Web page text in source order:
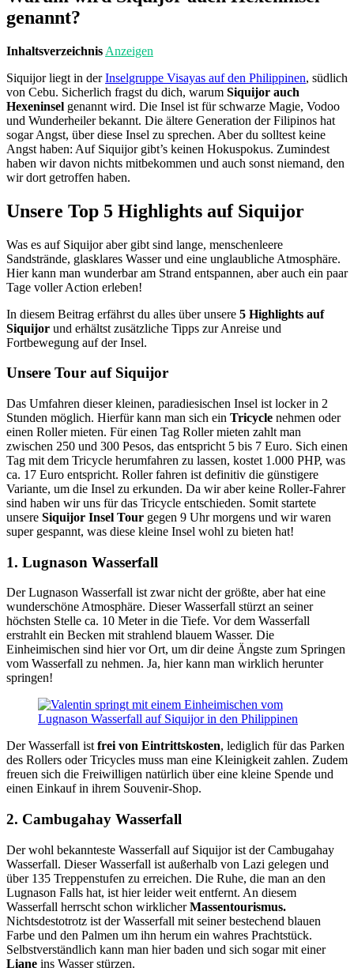
genannt?
Inhaltsverzeichnis Anzeigen
Siquijor liegt in derInselgruppe Visayas auf den Philippinen, südlich
von Cebu. Sicherlich fragst du dich, warum Siquijor auch
Hexeninsel genannt wird. Die Insel ist für schwarze Magie, Vodoo
und Wunderheiler bekannt. Die ältere Generation der Filipinos hat
sogar Angst, über diese Insel zu sprechen. Aber du solltest keine
Angst haben: Auf Siquijor gibt’s keinen Hokuspokus. Zumindest
haben wir davon nichts mitbekommen und auch sonst niemand, den
wir dort getroffen haben.
Unsere Top 5 Highlights auf Siquijor
Was es auf Siquijor aber gibt sind lange, menschenleere
Sandstrände, glasklares Wasser und eine unglaubliche Atmosphäre.
Hier kann man wunderbar am Strand entspannen, aber auch ein paar
Tage voller Action erleben!
In diesem Beitrag erfährst du alles über unsere 5 Highlights auf
Siquijor und erhältst zusätzliche Tipps zur Anreise und
Fortbewegung auf der Insel.
Unsere Tour auf Siquijor
Das Umfahren dieser kleinen, paradiesischen Insel ist locker in 2
Stunden möglich. Hierfür kann man sich ein Tricycle nehmen oder
einen Roller mieten. Für einen Tag Roller mieten zahlt man
zwischen 250 und 300 Pesos, das entspricht 5 bis 7 Euro. Sich einen
Tag mit dem Tricycle herumfahren zu lassen, kostet 1.000 PHP, was
ca. 17 Euro entspricht. Roller fahren ist definitiv die günstigere
Variante, um die Insel zu erkunden. Da wir aber keine Roller-Fahrer
sind haben wir uns für das Tricycle entschieden. Somit startete
unsere Siquijor Insel Tour gegen 9 Uhr morgens und wir waren
super gespannt, was diese kleine Insel wohl zu bieten hat!
1. Lugnason Wasserfall
Der Lugnason Wasserfall ist zwar nicht der größte, aber hat eine
wunderschöne Atmosphäre. Dieser Wasserfall stürzt an seiner
höchsten Stelle ca. 10 Meter in die Tiefe. Vor dem Wasserfall
erstrahlt ein Becken mit strahlend blauem Wasser. Die
Einheimischen sind hier vor Ort, um dir deine Ängste zum Springen
vom Wasserfall zu nehmen. Ja, hier kann man wirklich herunter
springen!
Der Wasserfall ist frei von Eintrittskosten, lediglich für das Parken
des Rollers oder Tricycles muss man eine Kleinigkeit zahlen. Zudem
freuen sich die Freiwilligen natürlich über eine kleine Spende und
einen Einkauf in ihrem Souvenir-Shop.
2. Cambugahay Wasserfall
Der wohl bekannteste Wasserfall auf Siquijor ist der Cambugahay
Wasserfall. Dieser Wasserfall ist außerhalb von Lazi gelegen und
über 135 Treppenstufen zu erreichen. Die Ruhe, die man an den
Lugnason Falls hat, ist hier leider weit entfernt. An diesem
Wasserfall herrscht schon wirklicherMassentourismus.
Nichtsdestotrotz ist der Wasserfall mit seiner bestechend blauen
Farbe und den Palmen um ihn herum ein wahres Prachtstück.
Selbstverständlich kann man hier baden und sich sogar mit einer
Liane ins Wasser stürzen.